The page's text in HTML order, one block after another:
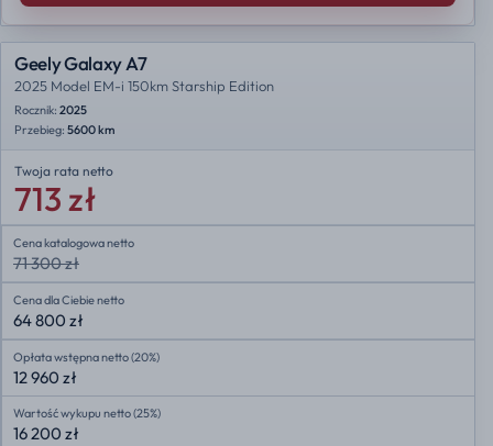
Geely Galaxy A7
2025 Model EM-i 150km Starship Edition
Rocznik: 2025
Przebieg: 5600 km
Twoja rata netto
713 zł
Cena katalogowa netto
71 300 zł
Cena dla Ciebie netto
64 800 zł
Opłata wstępna netto (20%)
12 960 zł
Wartość wykupu netto (25%)
16 200 zł